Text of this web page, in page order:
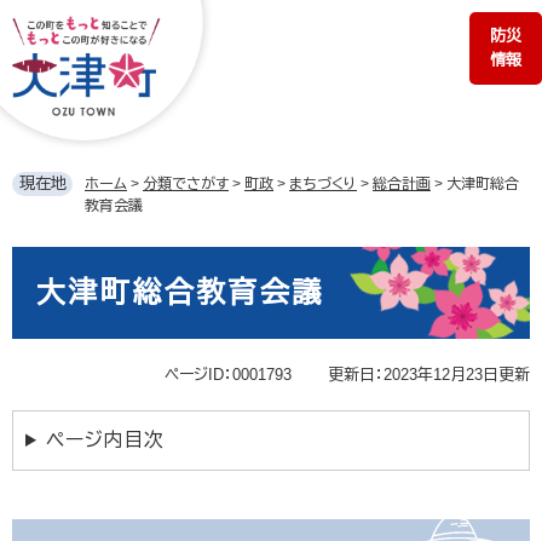
ジ
の
す。
ュ
ー
し
防災
情報
現在地 ホーム > 分類でさがす > 町政 > まちづくり > 総合計画 > 大津町総合
教育会議
大津町総合教育会議
ページID：0001793 更新日：2023年12月23日更新
ページ内目次